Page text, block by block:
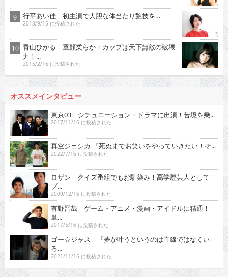
行平あい佳 初主演で大胆な体当たり艶技を…
2018/9/15 に投稿された
青山ひかる 童顔柔らかＩカップは天下無敵の破壊
力！...
2015/2/16 に投稿された
オススメインタビュー
東京03 シチュエーション・ドラマに出演！苦境を乗...
2017/11/16 に投稿された
真空ジェシカ 『死ぬまでお笑いをやっていきたい！そ...
2022/7/16 に投稿された
ロザン クイズ番組でもお馴染み！高学歴芸人として
ブ...
2009/12/16 に投稿された
有野晋哉 ゲーム・アニメ・漫画・アイドルに精通！
単...
2017/5/16 に投稿された
ゴー☆ジャス 『夢が叶うというのは直線ではなくい
ろ...
2021/11/16 に投稿された